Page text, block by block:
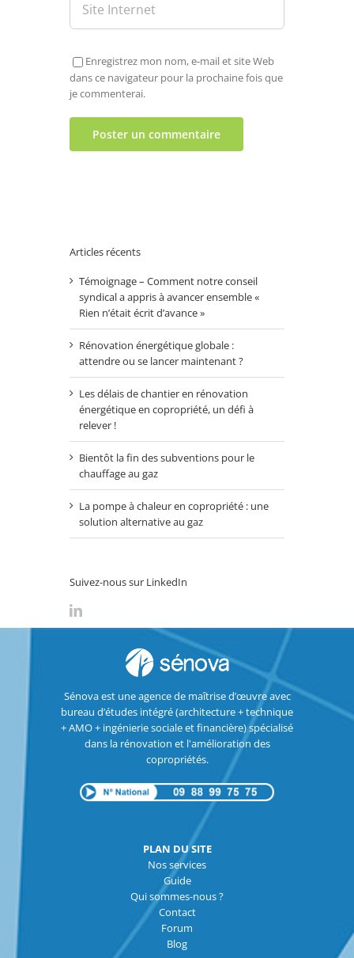
Enregistrez mon nom, e-mail et site Web
dans ce navigateur pour la prochaine fois que
je commenterai.
Articles récents
Témoignage – Comment notre conseil
syndical a appris à avancer ensemble «
Rien n’était écrit d’avance »
Rénovation énergétique globale :
attendre ou se lancer maintenant ?
Les délais de chantier en rénovation
énergétique en copropriété, un défi à
relever !
Bientôt la fin des subventions pour le
chauffage au gaz
La pompe à chaleur en copropriété : une
solution alternative au gaz
Suivez-nous sur LinkedIn
Sénova est une agence de maîtrise d’œuvre avec
bureau d’études intégré (architecture + technique
+ AMO + ingénierie sociale et financière) spécialisé
dans la rénovation et l'amélioration des
copropriétés.
PLAN DU SITE
Nos services
Guide
Qui sommes-nous ?
Contact
Forum
Blog